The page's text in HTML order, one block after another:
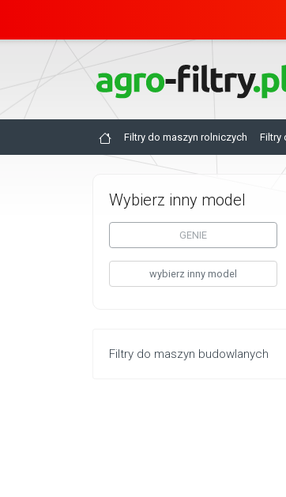
Filtry do maszyn rolniczych Filtry
Wybierz inny model
GENIE
wybierz inny model
Filtry do maszyn budowlanych